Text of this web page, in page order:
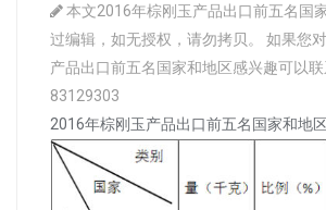
本文2016年棕刚玉产品出口前五名国
过编辑，如无授权，请勿拷贝。 如果您
产品出口前五名国家和地区感兴趣可以
83129303
2016年棕刚玉产品出口前五名国家和地区